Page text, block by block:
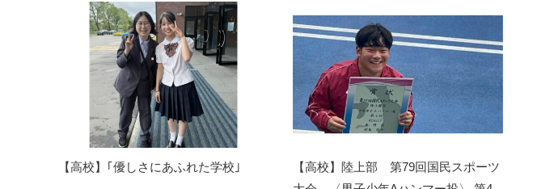
【高校】｢優しさにあふれた学校｣
【高校】陸上部 第79回国民スポーツ